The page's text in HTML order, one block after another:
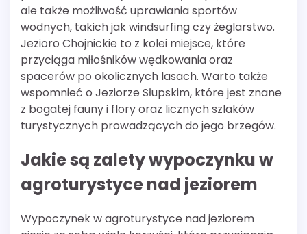
ale także możliwość uprawiania sportów
wodnych, takich jak windsurfing czy żeglarstwo.
Jezioro Chojnickie to z kolei miejsce, które
przyciąga miłośników wędkowania oraz
spacerów po okolicznych lasach. Warto także
wspomnieć o Jeziorze Słupskim, które jest znane
z bogatej fauny i flory oraz licznych szlaków
turystycznych prowadzących do jego brzegów.
Jakie są zalety wypoczynku w
agroturystyce nad jeziorem
Wypoczynek w agroturystyce nad jeziorem